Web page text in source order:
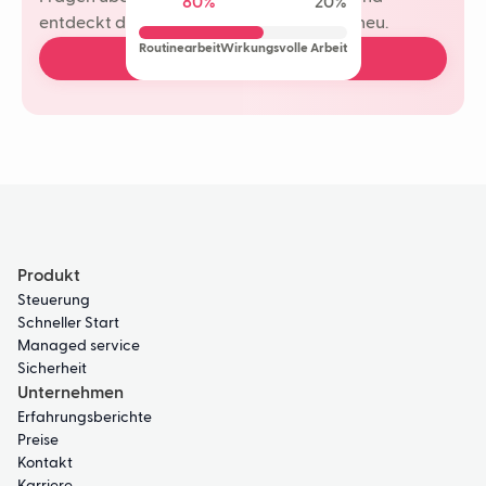
entdeckt die Freude am Kundenkontakt neu.
Kostenlose Demo buchen
RoutinearbeitWirkungsvolle Arbeit
Produkt
Steuerung
Schneller Start
Managed service
Sicherheit
Unternehmen
Erfahrungsberichte
Preise
Kontakt